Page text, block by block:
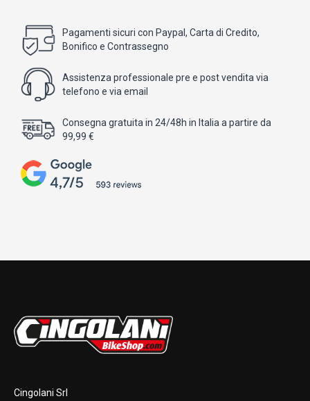
Pagamenti sicuri con Paypal, Carta di Credito,
Bonifico e Contrassegno
Assistenza professionale pre e post vendita via
telefono e via email
Consegna gratuita in 24/48h in Italia a partire da
99,99 €
Cingolani Srl